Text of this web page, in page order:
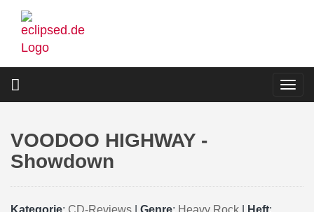
Direkt
zum
Inhalt
VOODOO HIGHWAY -
Showdown
Kategorie: CD-Reviews Genre: Heavy Rock Heft: